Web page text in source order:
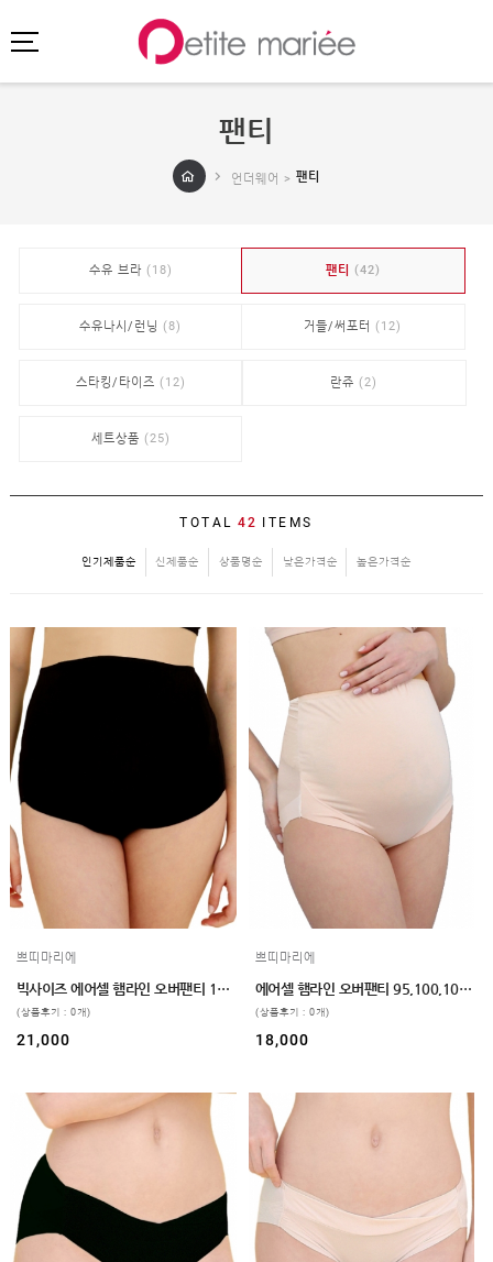
팬티
언더웨어 > 팬티
수유 브라 (18) 팬티 (42)
수유나시/런닝 (8) 거들/써포터 (12)
스타킹/타이즈 (12) 란쥬 (2)
세트상품 (25)
TOTAL 42 ITEMS
인기제품순 신제품순 상품명순 낮은가격순 높은가격순
쁘띠마리에
빅사이즈 에어셀 햄라인 오버팬티 110,120 2color
(상품후기 : 0개)
21,000
쁘띠마리에
에어셀 햄라인 오버팬티 95,100,105 2color
(상품후기 : 0개)
18,000
SHOPPING
SPECIAL
NEW
클리어런스
언더웨어
수유
타이즈
보호대
임부복
하의/
클리어런스
&B급
특가
(클리어런스)
HIT